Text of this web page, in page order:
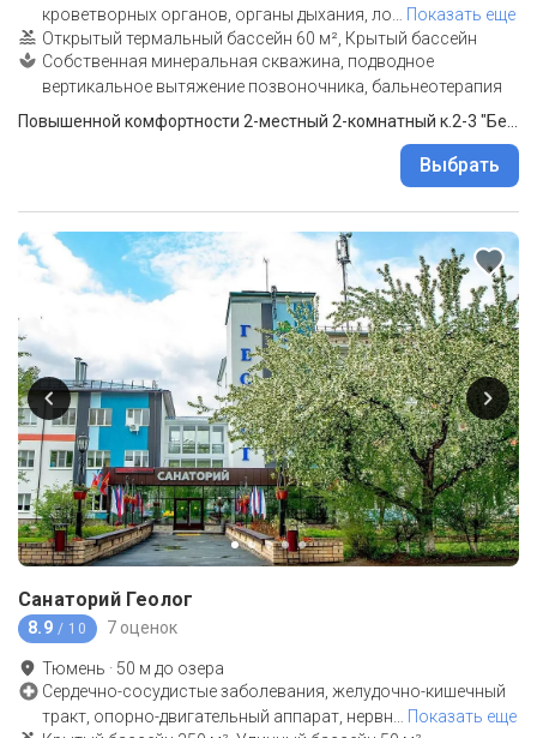
кроветворных органов, органы дыхания, ло
Показать еще
Открытый термальный бассейн 60 м², Крытый бассейн
Собственная минеральная скважина, подводное
вертикальное вытяжение позвоночника, бальнеотерапия
Выбрать
Санаторий Геолог
8.9 / 10 7 оценок
Тюмень · 50 м до озера
Сердечно-сосудистые заболевания, желудочно-кишечный
тракт, опорно-двигательный аппарат, нервн
Показать еще